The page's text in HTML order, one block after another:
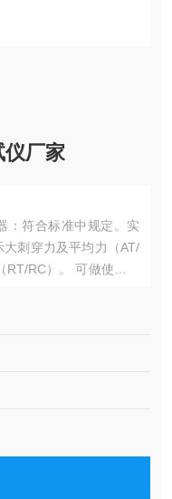
仪厂家
：符合标准中规定。实
刺穿力及平均力（AT/
RC）。 可做使用适